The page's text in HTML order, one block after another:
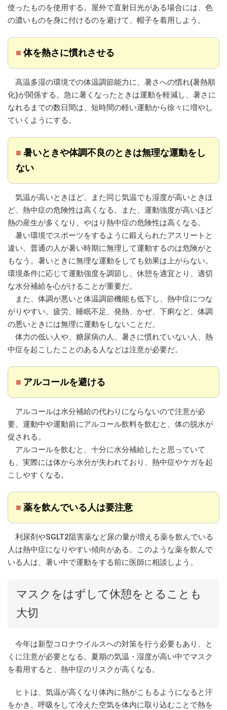
使ったものを使用する。屋外で直射日光がある場合には、色
の濃いものを身に付けるのを避けて、帽子を着用しよう。
■ 体を熱さに慣れさせる
高温多湿の環境での体温調節能力に、暑さへの慣れ(暑熱順
化)が関係する。急に暑くなったときは運動を軽減し、暑さに
なれるまでの数日間は、短時間の軽い運動から徐々に増やし
ていくようにする。
■ 暑いときや体調不良のときは無理な運動をし
ない
気温が高いときほど、また同じ気温でも湿度が高いときほ
ど、熱中症の危険性は高くなる。また、運動強度が高いほど
熱の産生が多くなり、やはり熱中症の危険性は高くなる。
暑い環境でスポーツをするように鍛えられたアスリートと
違い、普通の人が暑い時期に無理して運動するのは危険がと
もなう。暑いときに無理な運動をしても効果は上がらない。
環境条件に応じて運動強度を調節し、休憩を適宜とり、適切
な水分補給を心がけることが重要だ。
また、体調が悪いと体温調節機能も低下し、熱中症につな
がりやすい。疲労、睡眠不足、発熱、かぜ、下痢など、体調
の悪いときには無理に運動をしないことだ。
体力の低い人や、糖尿病の人、暑さに慣れていない人、熱
中症を起こしたことのある人などは注意が必要だ。
■ アルコールを避ける
アルコールは水分補給の代わりにならないので注意が必
要。運動中や運動前にアルコール飲料を飲むと、体の脱水が
促される。
アルコールを飲むと、十分に水分補給したと思っていて
も、実際には体から水分が失われており、熱中症やケガを起
こしやすくなる。
■ 薬を飲んでいる人は要注意
利尿剤やSGLT2阻害薬など尿の量が増える薬を飲んでいる
人は熱中症になりやすい傾向がある。このような薬を飲んで
いる人は、暑い中で運動をする前に医師に相談しよう。
マスクをはずして休憩をとることも
大切
今年は新型コロナウイルスへの対策を行う必要もあり、と
くに注意が必要となる。夏期の気温・湿度が高い中でマスク
を着用すると、熱中症のリスクが高くなる。
ヒトは、気温が高くなり体内に熱がこもるようになると汗
をかき、呼吸をして冷えた空気を体内に取り込むことで熱を